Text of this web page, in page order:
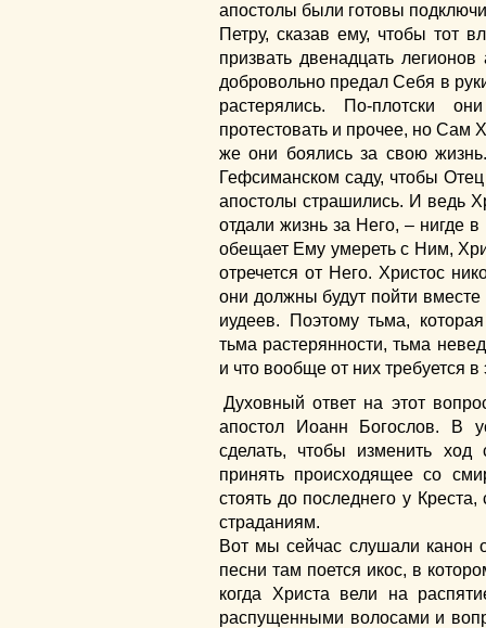
апостолы были готовы
Петру, сказав ему, чтобы тот
призвать двенадцать
добровольно предал Себя в
растерялись. По-плотски
протестовать и прочее, но Сам
же они боялись за свою
Гефсиманском саду, чтобы
апостолы страшились. И ведь
отдали жизнь за Него, – нигде
обещает Ему умереть с Ним,
отречется от Него. Христос
они должны будут пойти
иудеев. Поэтому тьма,
тьма растерянности, тьма
и что вообще от них требуется в
Духовный ответ на этот
апостол Иоанн Богослов. В
сделать, чтобы изменить ход
принять происходящее со
стоять до последнего у
страданиям.
Вот мы сейчас слушали канон
песни там поется икос, в
когда Христа вели на
распущенными волосами и